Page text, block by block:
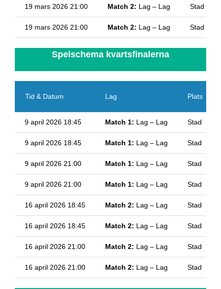
19 mars 2026 21:00 Match 2: Lag – Lag Stad
19 mars 2026 21:00 Match 2: Lag – Lag Stad
Spelschema kvartsfinalerna
Tid & Datum Lag Plats
9 april 2026 18:45 Match 1: Lag – Lag Stad
9 april 2026 18:45 Match 1: Lag – Lag Stad
9 april 2026 21:00 Match 1: Lag – Lag Stad
9 april 2026 21:00 Match 1: Lag – Lag Stad
16 april 2026 18:45 Match 2: Lag – Lag Stad
16 april 2026 18:45 Match 2: Lag – Lag Stad
16 april 2026 21:00 Match 2: Lag – Lag Stad
16 april 2026 21:00 Match 2: Lag – Lag Stad